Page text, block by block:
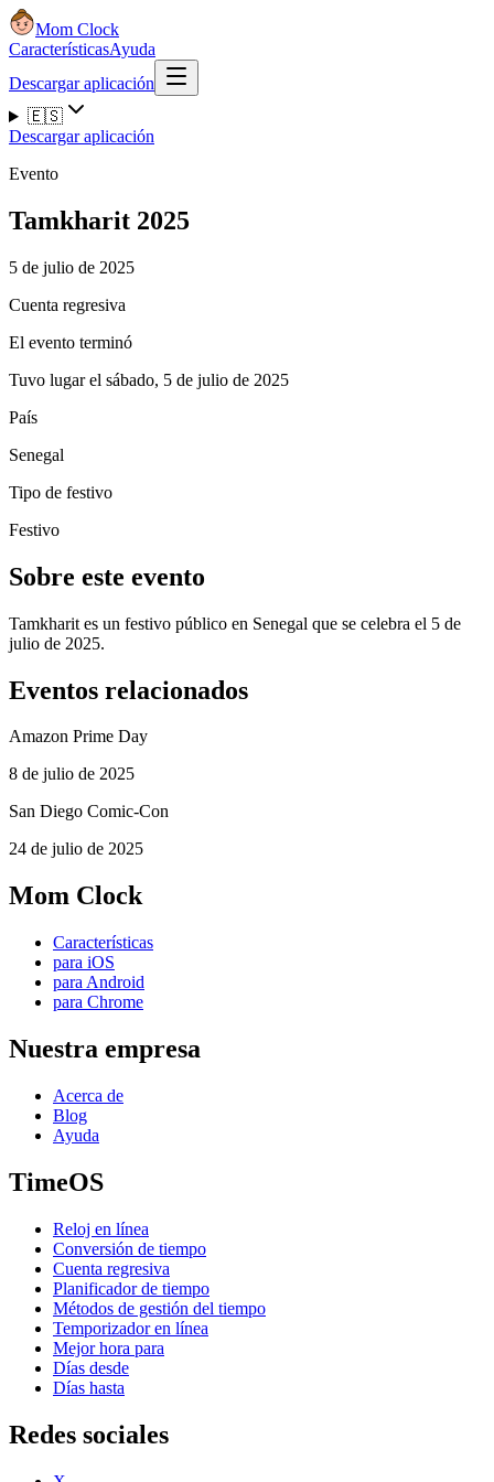
Mom Clock
CaracterísticasAyuda
Descargar aplicación
🇪🇸
Descargar aplicación
Evento
Tamkharit 2025
5 de julio de 2025
Cuenta regresiva
El evento terminó
Tuvo lugar el sábado, 5 de julio de 2025
País
Senegal
Tipo de festivo
Festivo
Sobre este evento
Tamkharit es un festivo público en Senegal que se celebra el 5 de
julio de 2025.
Eventos relacionados
Amazon Prime Day
8 de julio de 2025
San Diego Comic-Con
24 de julio de 2025
Mom Clock
Características
para iOS
para Android
para Chrome
Nuestra empresa
Acerca de
Blog
Ayuda
TimeOS
Reloj en línea
Conversión de tiempo
Cuenta regresiva
Planificador de tiempo
Métodos de gestión del tiempo
Temporizador en línea
Mejor hora para
Días desde
Días hasta
Redes sociales